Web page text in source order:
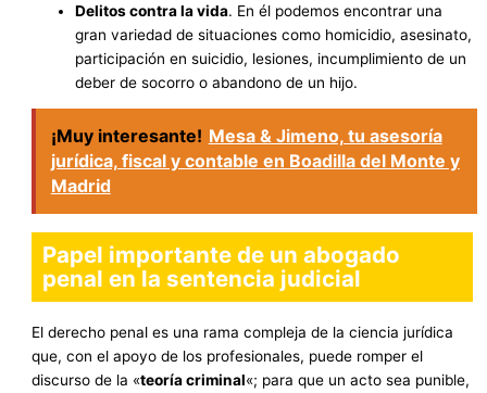
Delitos contra la vida. En él podemos encontrar una
gran variedad de situaciones como homicidio, asesinato,
participación en suicidio, lesiones, incumplimiento de un
deber de socorro o abandono de un hijo.
¡Muy interesante! Mesa & Jimeno, tu asesoría
jurídica, fiscal y contable en Boadilla del Monte y
Madrid
Papel importante de un abogado
penal en la sentencia judicial
El derecho penal es una rama compleja de la ciencia jurídica
que, con el apoyo de los profesionales, puede romper el
discurso de la «teoría criminal«; para que un acto sea punible,